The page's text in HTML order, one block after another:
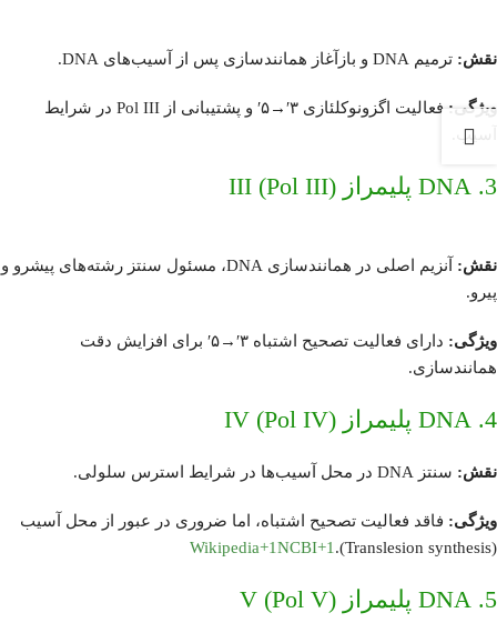
نقش: ترمیم DNA و بازآغاز همانندسازی پس از آسیب‌های DNA.
ویژگی:
فعالیت اگزونوکلئازی ۳′→۵′ و پشتیبانی از Pol III در شرایط
آسیب.
3. DNA پلیمراز III (Pol III)
نقش:
آنزیم اصلی در همانندسازی DNA، مسئول سنتز رشته‌های پیشرو و
پیرو.
ویژگی:
دارای فعالیت تصحیح اشتباه ۳′→۵′ برای افزایش دقت
همانندسازی.
4. DNA پلیمراز IV (Pol IV)
نقش: سنتز DNA در محل آسیب‌ها در شرایط استرس سلولی.
ویژگی: فاقد فعالیت تصحیح اشتباه، اما ضروری در عبور از محل آسیب
(Translesion synthesis).
Wikipedia+1NCBI+1
5. DNA پلیمراز V (Pol V)